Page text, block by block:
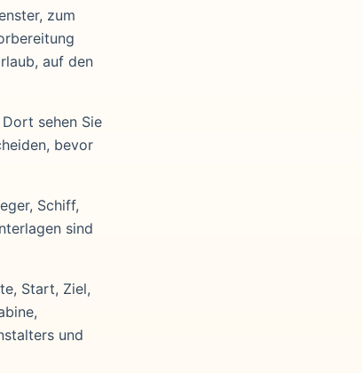
zum
auf den
sehen Sie
bevor
Schiff,
sind
Start, Ziel,
und